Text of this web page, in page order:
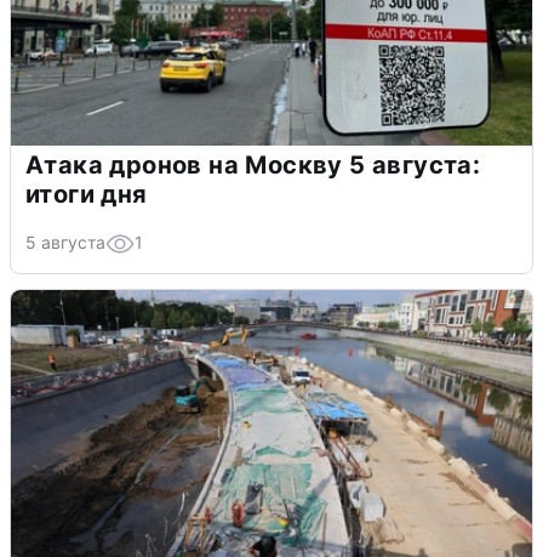
Атака дронов на Москву 5 августа:
итоги дня
5 августа 1